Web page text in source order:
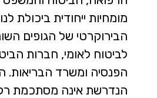
מומחיות ייחודית ביכולת
הבירוקרטי של הגופים
לביטוח לאומי, חברות
הפנסיה ומשרד הבריאות.
הנדרשת אינה מסתכמת